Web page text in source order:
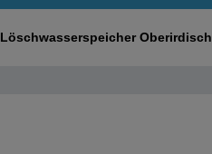
Löschwasserspeicher Oberirdisch